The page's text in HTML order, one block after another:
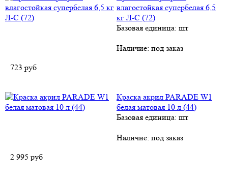
влагостойкая супербелая 6,5
кг Л-С (72)
Базовая единица: шт
Наличие: под заказ
723 руб
Краска акрил PARADE W1
белая матовая 10 л (44)
Базовая единица: шт
Наличие: под заказ
2 995 руб